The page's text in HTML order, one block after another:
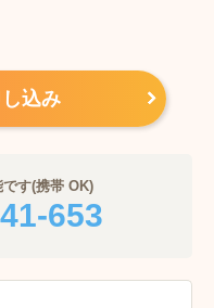
込み
す(携帯 OK)
653